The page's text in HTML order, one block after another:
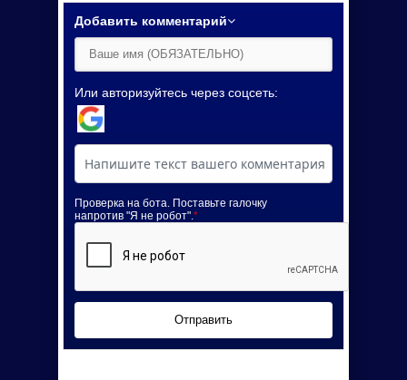
Добавить комментарий
Или авторизуйтесь через соцсеть:
Проверка на бота. Поставьте галочку
напротив "Я не робот".*
Отправить